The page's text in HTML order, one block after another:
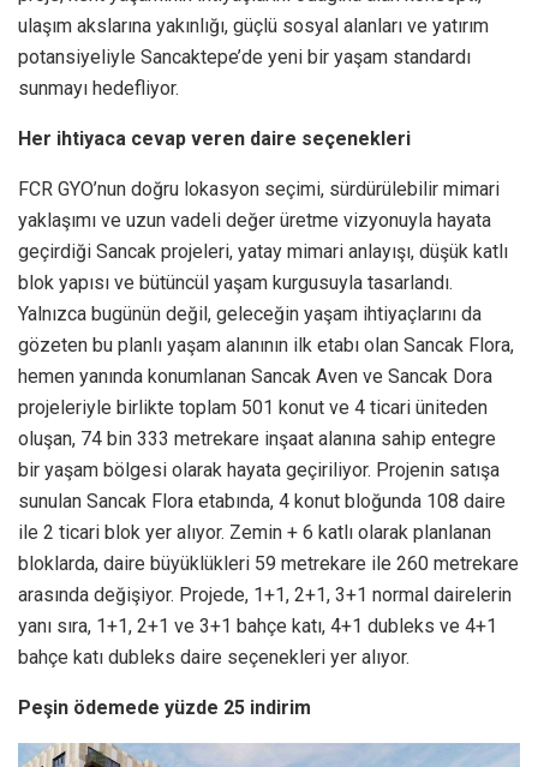
ulaşım akslarına yakınlığı, güçlü sosyal alanları ve yatırım
potansiyeliyle Sancaktepe’de yeni bir yaşam standardı
sunmayı hedefliyor.
Her ihtiyaca cevap veren daire seçenekleri
FCR GYO’nun doğru lokasyon seçimi, sürdürülebilir mimari
yaklaşımı ve uzun vadeli değer üretme vizyonuyla hayata
geçirdiği Sancak projeleri, yatay mimari anlayışı, düşük katlı
blok yapısı ve bütüncül yaşam kurgusuyla tasarlandı.
Yalnızca bugünün değil, geleceğin yaşam ihtiyaçlarını da
gözeten bu planlı yaşam alanının ilk etabı olan Sancak Flora,
hemen yanında konumlanan Sancak Aven ve Sancak Dora
projeleriyle birlikte toplam 501 konut ve 4 ticari üniteden
oluşan, 74 bin 333 metrekare inşaat alanına sahip entegre
bir yaşam bölgesi olarak hayata geçiriliyor. Projenin satışa
sunulan Sancak Flora etabında, 4 konut bloğunda 108 daire
ile 2 ticari blok yer alıyor. Zemin + 6 katlı olarak planlanan
bloklarda, daire büyüklükleri 59 metrekare ile 260 metrekare
arasında değişiyor. Projede, 1+1, 2+1, 3+1 normal dairelerin
yanı sıra, 1+1, 2+1 ve 3+1 bahçe katı, 4+1 dubleks ve 4+1
bahçe katı dubleks daire seçenekleri yer alıyor.
Peşin ödemede yüzde 25 indirim